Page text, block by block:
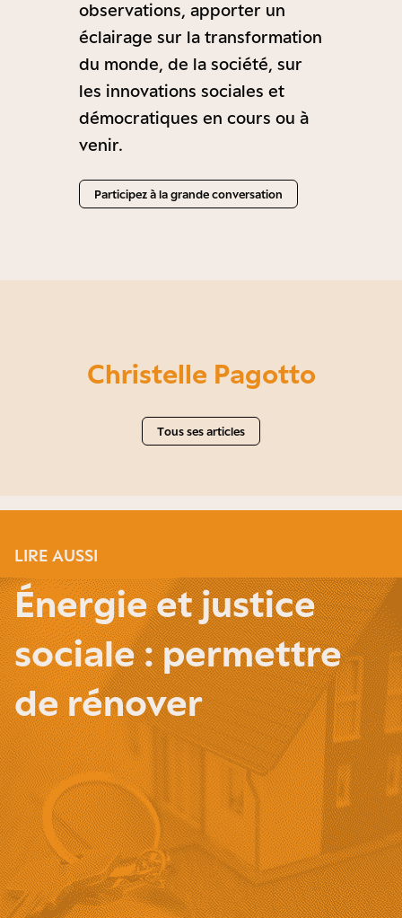
observations, apporter un
éclairage sur la transformation
du monde, de la société, sur
les innovations sociales et
démocratiques en cours ou à
venir.
Participez à la grande conversation
Christelle Pagotto
Tous ses articles
LIRE AUSSI
Énergie et justice
sociale : permettre
de rénover